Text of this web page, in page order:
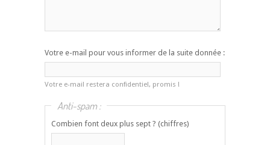
Votre e-mail pour vous informer de la suite donnée :
Votre e-mail restera confidentiel, promis !
Anti-spam :
Combien font deux plus sept ? (chiffres)